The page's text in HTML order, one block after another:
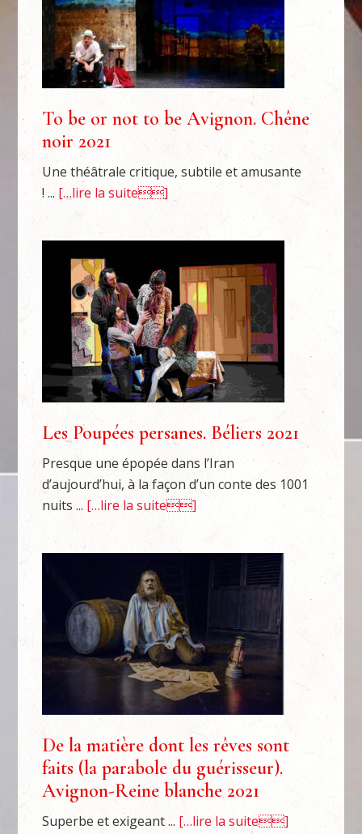
To be or not to be Avignon. Chêne
noir 2021
Une théâtrale critique, subtile et amusante
! ... […lire la suite]
Les Poupées persanes. Béliers 2021
Presque une épopée dans l’Iran
d’aujourd’hui, à la façon d’un conte des 1001
nuits ... […lire la suite]
De la matière dont les rêves sont
faits (la parabole du guérisseur).
Avignon-Reine blanche 2021
Superbe et exigeant ... […lire la suite]